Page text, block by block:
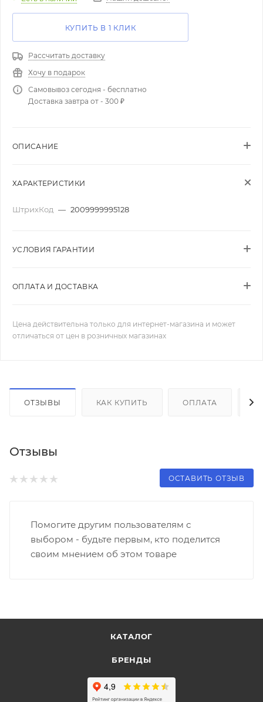
КУПИТЬ В 1 КЛИК
Рассчитать доставку
Хочу в подарок
Самовывоз сегодня - бесплатно
Доставка завтра от - 300 ₽
ОПИСАНИЕ
ХАРАКТЕРИСТИКИ
ШтрихКод — 2009999995128
УСЛОВИЯ ГАРАНТИИ
ОПЛАТА И ДОСТАВКА
Цена действительна только для интернет-магазина и может
отличаться от цен в розничных магазинах
ОТЗЫВЫ КАК КУПИТЬ ОПЛАТА
Отзывы
ОСТАВИТЬ ОТЗЫВ
Помогите другим пользователям с
выбором - будьте первым, кто поделится
своим мнением об этом товаре
КАТАЛОГ
БРЕНДЫ